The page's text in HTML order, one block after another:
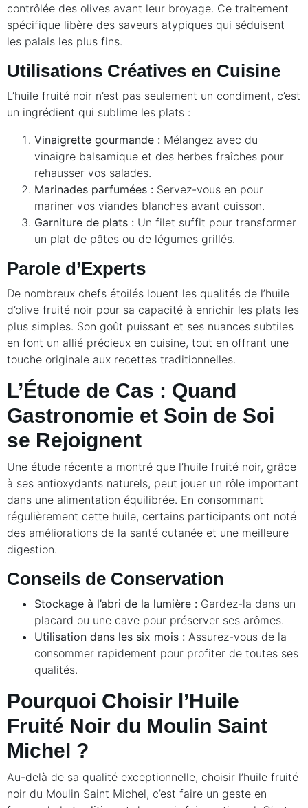
contrôlée des olives avant leur broyage. Ce traitement
spécifique libère des saveurs atypiques qui séduisent
les palais les plus fins.
Utilisations Créatives en Cuisine
L’huile fruité noir n’est pas seulement un condiment, c’est
un ingrédient qui sublime les plats :
Vinaigrette gourmande : Mélangez avec du
vinaigre balsamique et des herbes fraîches pour
rehausser vos salades.
Marinades parfumées : Servez-vous en pour
mariner vos viandes blanches avant cuisson.
Garniture de plats : Un filet suffit pour transformer
un plat de pâtes ou de légumes grillés.
Parole d’Experts
De nombreux chefs étoilés louent les qualités de l’huile
d’olive fruité noir pour sa capacité à enrichir les plats les
plus simples. Son goût puissant et ses nuances subtiles
en font un allié précieux en cuisine, tout en offrant une
touche originale aux recettes traditionnelles.
L’Étude de Cas : Quand
Gastronomie et Soin de Soi
se Rejoignent
Une étude récente a montré que l’huile fruité noir, grâce
à ses antioxydants naturels, peut jouer un rôle important
dans une alimentation équilibrée. En consommant
régulièrement cette huile, certains participants ont noté
des améliorations de la santé cutanée et une meilleure
digestion.
Conseils de Conservation
Stockage à l’abri de la lumière : Gardez-la dans un
placard ou une cave pour préserver ses arômes.
Utilisation dans les six mois : Assurez-vous de la
consommer rapidement pour profiter de toutes ses
qualités.
Pourquoi Choisir l’Huile
Fruité Noir du Moulin Saint
Michel ?
Au-delà de sa qualité exceptionnelle, choisir l’huile fruité
noir du Moulin Saint Michel, c’est faire un geste en